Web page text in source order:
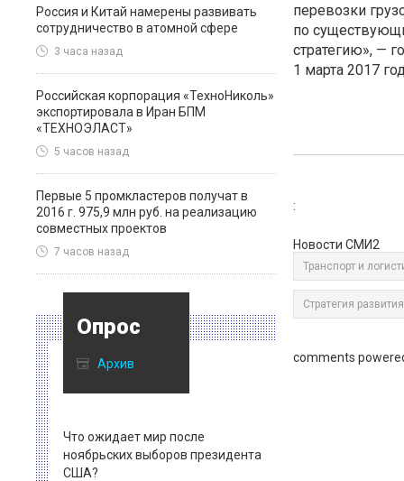
Россия и Китай намерены развивать
сотрудничество в атомной сфере
3 часа назад
Российская корпорация «ТехноНиколь»
экспортировала в Иран БПМ
«ТЕХНОЭЛАСТ»
5 часов назад
Первые 5 промкластеров получат в
2016 г. 975,9 млн руб. на реализацию
совместных проектов
7 часов назад
Опрос
Архив
Что ожидает мир после
ноябрьских выборов президента
США?
перевозки
по
стратегию», —
1 марта 2017
:
Новости СМИ2
Транспорт и
Стратегия
comments